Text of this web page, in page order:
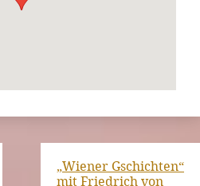
„Wiener Gschichten“
mit Friedrich von